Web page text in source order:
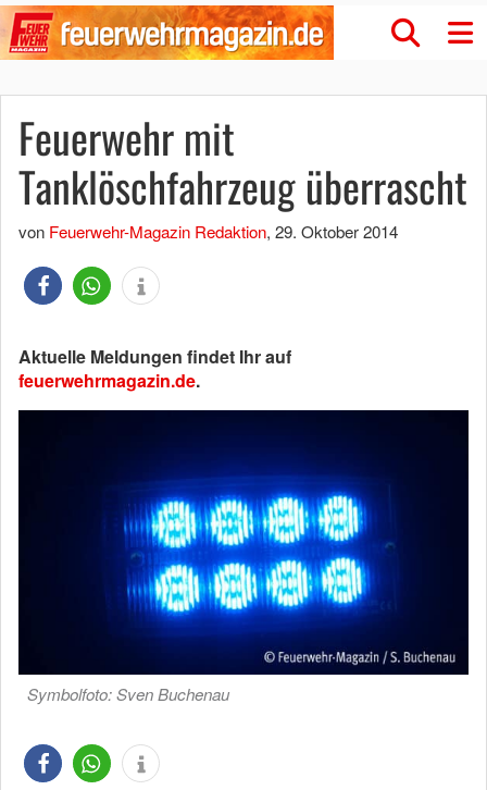
Feuerwehr mit
Tanklöschfahrzeug überrascht
von Feuerwehr-Magazin Redaktion, 29. Oktober 2014
Aktuelle Meldungen findet Ihr auf
feuerwehrmagazin.de.
Symbolfoto: Sven Buchenau